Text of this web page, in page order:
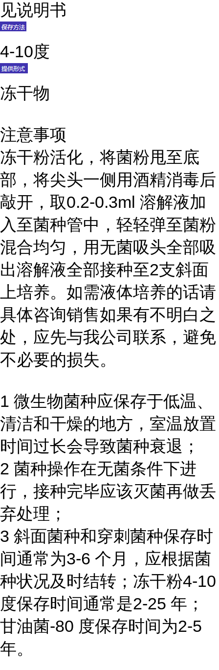
见说明书
4-10度
冻干物
注意事项
冻干粉活化，将菌粉甩至底
部，将尖头一侧用酒精消毒后
敲开，取0.2-0.3ml 溶解液加
入至菌种管中，轻轻弹至菌粉
混合均匀，用无菌吸头全部吸
出溶解液全部接种至2支斜面
上培养。如需液体培养的话请
具体咨询销售如果有不明白之
处，应先与我公司联系，避免
不必要的损失。
1 微生物菌种应保存于低温、
清洁和干燥的地方，室温放置
时间过长会导致菌种衰退；
2 菌种操作在无菌条件下进
行，接种完毕应该灭菌再做丢
弃处理；
3 斜面菌种和穿刺菌种保存时
间通常为3-6 个月，应根据菌
种状况及时结转；冻干粉4-10
度保存时间通常是2-25 年；
甘油菌-80 度保存时间为2-5
年。